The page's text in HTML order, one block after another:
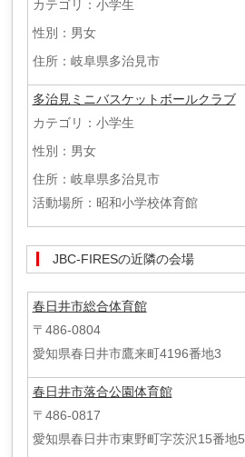
カテゴリ：小学生
性別：男女
住所：岐阜県多治見市
多治見ミニバスケットボールクラブ
カテゴリ：小学生
性別：男女
住所：岐阜県多治見市
活動場所：昭和小学校体育館
JBC-FIRESの近隣の会場
春日井市総合体育館
〒486-0804
愛知県春日井市鷹来町4196番地3
春日井市落合公園体育館
〒486-0817
愛知県春日井市東野町字茨沢15番地5